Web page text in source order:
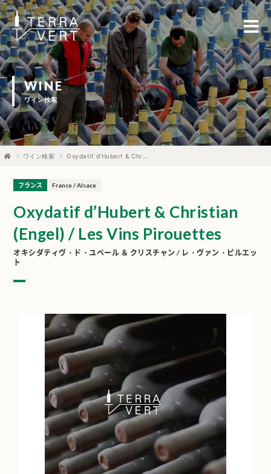
WINE
ワイン検索
ワイン検索
Oxydatif d’Hubert & Christian
(Engel) / Les Vins Pirouettes
オキシダティヴ・ド・ユベール ＆ クリスチャン / レ・ヴァン・ピルエッ
ト
フランス France / Alsace